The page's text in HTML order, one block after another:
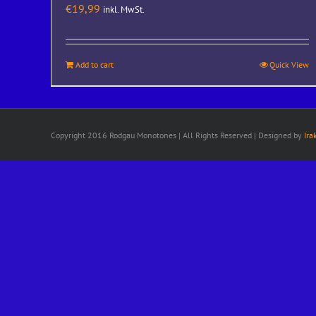
€19,99 inkl. MwSt.
Add to cart Quick View
Copyright 2016 Rodgau Monotones | All Rights Reserved | Designed by